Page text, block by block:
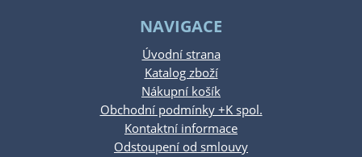
NAVIGACE
Úvodní strana
Katalog zboží
Nákupní košík
Obchodní podmínky +K spol.
Kontaktní informace
Odstoupení od smlouvy